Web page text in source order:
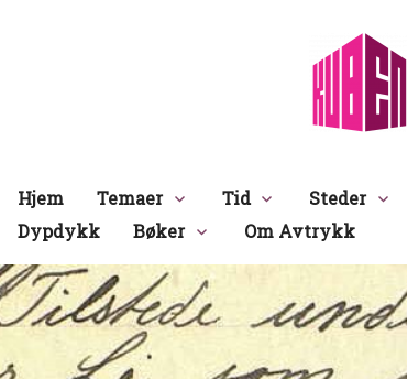
Hjem Temaer Tid Steder
Dypdykk
Bøker Om Avtrykk